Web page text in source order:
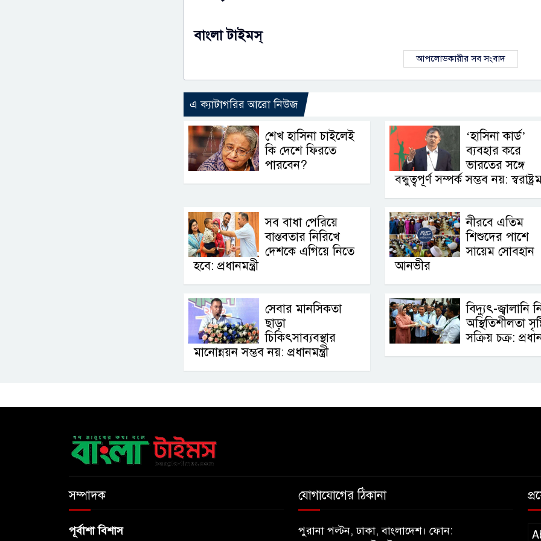
বাংলা টাইমস্
আপলোডকারীর সব সংবাদ
এ ক্যাটাগরির আরো নিউজ
শেখ হাসিনা চাইলেই
কি দেশে ফিরতে
পারবেন?
‘হাসিনা কার্ড’
ব্যবহার করে
ভারতের সঙ্গে
বন্ধুত্বপূর্ণ সম্পর্ক সম্ভব নয়:
সব বাধা পেরিয়ে
বাস্তবতার নিরিখে
দেশকে এগিয়ে নিতে
হবে: প্রধানমন্ত্রী
নীরবে এতিম
শিশুদের পাশে
সায়েম সোবহান
আনভীর
সেবার মানসিকতা
ছাড়া
চিকিৎসাব্যবস্থার
মানোন্নয়ন সম্ভব নয়: প্রধানমন্ত্রী
বিদ্যুৎ-জ্বালানি
অস্থিতিশীলতা
সক্রিয় চক্র:
সম্পাদক
পূর্বাশা বিশাস
যোগাযোগের ঠিকানা
পুরানা পল্টন, ঢাকা, বাংলাদেশ। ফোন: